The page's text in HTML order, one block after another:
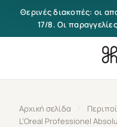
Μετάβαση στο περιεχόμενο
Θερινές διακοπές: οι
17/8. Οι
Αρχική σελίδα
L’Oreal Professionel